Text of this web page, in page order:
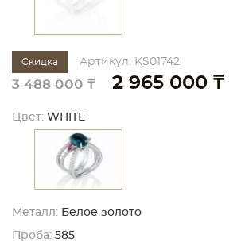
Скидка Артикул: KS01742
3 488 000 ₸ 2 965 000 ₸
Цвет: WHITE
Металл: Белое золото
Проба: 585